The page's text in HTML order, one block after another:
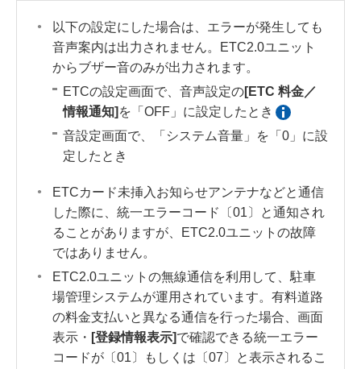
以下の設定にした場合は、エラーが発生しても
音声案内は出力されません。ETC2.0ユニット
からブザー音のみが出力されます。
ETCの設定画面で、音声設定の[‍ETC 料金／
情報通知‍] を「OFF」に設定したとき
音設定画面で、「システム音量」を「0」に設
定したとき
ETCカード未挿入お知らせアンテナなどと通信
した際に、統一エラーコード〔01〕と通知され
ることがありますが、ETC2.0ユニットの故障
ではありません。
ETC2.0ユニットの無線通信を利用して、駐車
場管理システムが運用されています。有料道路
の料金支払いと異なる通信を行った場合、画面
表示・ [‍登録情報表示‍]で確認できる統一エラー
コードが〔01〕もしくは〔07〕と表示されるこ